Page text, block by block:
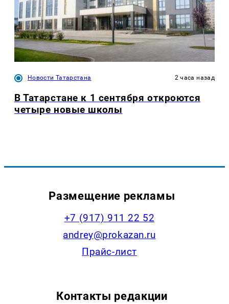
Новости Татарстана 2 часа назад
В Татарстане к 1 сентября откроются
четыре новые школы
Размещение рекламы
+7 (917) 911 22 52
andrey@prokazan.ru
Прайс-лист
Контакты редакции